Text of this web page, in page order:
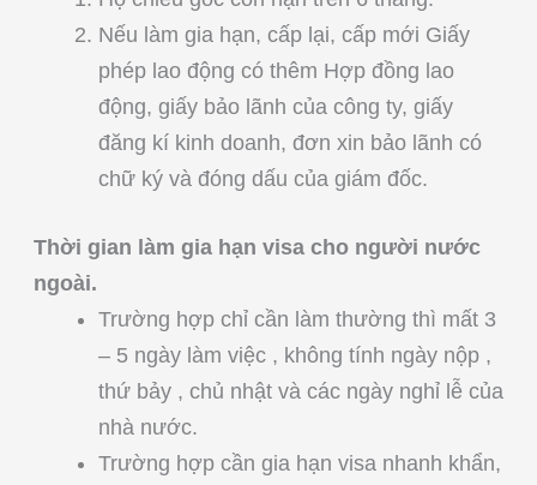
Nếu làm gia hạn, cấp lại, cấp mới Giấy
phép lao động có thêm Hợp đồng lao
động, giấy bảo lãnh của công ty, giấy
đăng kí kinh doanh, đơn xin bảo lãnh có
chữ ký và đóng dấu của giám đốc.
Thời gian làm gia hạn visa cho người nước
ngoài.
Trường hợp chỉ cần làm thường thì mất 3
– 5 ngày làm việc , không tính ngày nộp ,
thứ bảy , chủ nhật và các ngày nghỉ lễ của
nhà nước.
Trường hợp cần gia hạn visa nhanh khẩn,